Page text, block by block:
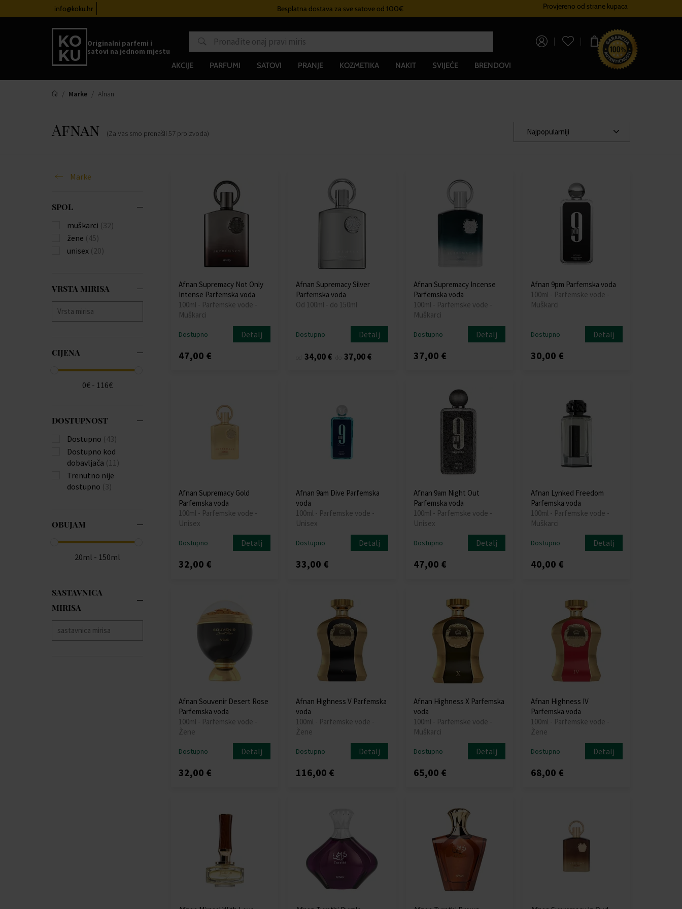
info@koku.hr Besplatna dostava za sve satove od 100€ Sustav vjernostiProvjereno od strane kupaca
Originalni parfemi i
satovi na jednom mjestu
0,00 €
AKCIJE PARFUMI SATOVI PRANJE KOZMETIKA NAKIT SVIJEĆE BRENDOVI
Marke Afnan
Afnan (Za Vas smo pronašli 57 proizvoda) Najpopularniji
Marke
SPOL
muškarci (32)
žene (45)
unisex (20)
VRSTA MIRISA
CIJENA
0€ - 116€
DOSTUPNOST
Dostupno (43)
Dostupno kod
dobavljača (11)
Trenutno nije
dostupno (3)
OBUJAM
20ml - 150ml
SASTAVNICA
MIRISA
Afnan Supremacy Not Only
Intense Parfemska voda
100ml - Parfemske vode -
Muškarci
Dostupno Detalj
47,00 €
Afnan Supremacy Silver
Parfemska voda
Od 100ml - do 150ml
Dostupno Detalj
34,00 € 37,00 €
Afnan Supremacy Incense
Parfemska voda
100ml - Parfemske vode -
Muškarci
Dostupno Detalj
37,00 €
Afnan 9pm Parfemska voda
100ml - Parfemske vode -
Muškarci
Dostupno Detalj
30,00 €
Afnan Supremacy Gold
Parfemska voda
100ml - Parfemske vode -
Unisex
Dostupno Detalj
32,00 €
Afnan 9am Dive Parfemska
voda
100ml - Parfemske vode -
Unisex
Dostupno Detalj
33,00 €
Afnan 9am Night Out
Parfemska voda
100ml - Parfemske vode -
Unisex
Dostupno Detalj
47,00 €
Afnan Lynked Freedom
Parfemska voda
100ml - Parfemske vode -
Muškarci
Dostupno Detalj
40,00 €
Afnan Souvenir Desert Rose
Parfemska voda
100ml - Parfemske vode -
Žene
Dostupno Detalj
32,00 €
Afnan Highness V Parfemska
voda
100ml - Parfemske vode -
Žene
Dostupno Detalj
116,00 €
Afnan Highness X Parfemska
voda
100ml - Parfemske vode -
Muškarci
Dostupno Detalj
65,00 €
Afnan Highness IV
Parfemska voda
100ml - Parfemske vode -
Žene
Dostupno Detalj
68,00 €